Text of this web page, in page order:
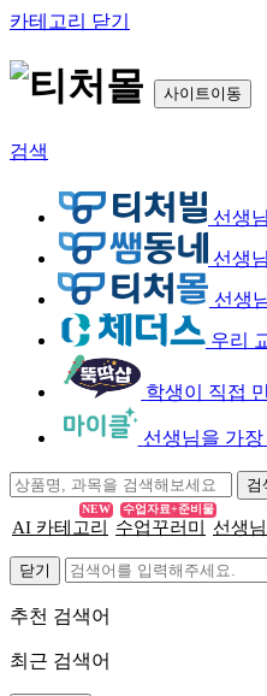
카테고리 닫기
사이트이동
검색
선생
선생
선생
우리
학생이 직접
선생님을 가
AI 카테고리
NEW
수업꾸러미
수업자료+준비물
선생
닫기
추천 검색어
최근 검색어